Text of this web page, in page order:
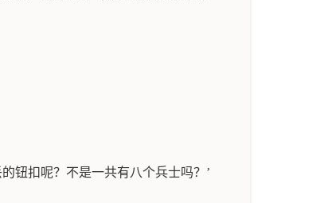
钮扣呢？不是一共有八个兵士吗？’